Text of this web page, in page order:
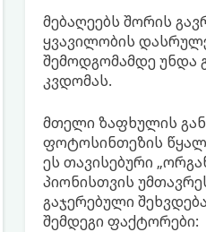
მებაღეებს შორის
ყვავილობის
შემოდგომამდე უნდა
კვდომას.
მთელი ზაფხულის
ფოტოსინთეზის
ეს თავისებური
პიონისთვის
გაჯერებული
შემდეგი ფაქტორები: